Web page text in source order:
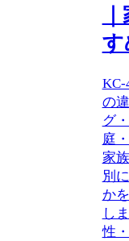
す
KC-
の
グ
庭
家
別
か
し
性